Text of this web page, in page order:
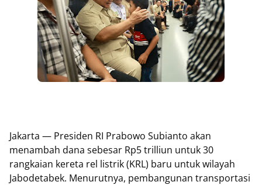
Jakarta — Presiden RI Prabowo Subianto akan
menambah dana sebesar Rp5 trilliun untuk 30
rangkaian kereta rel listrik (KRL) baru untuk wilayah
Jabodetabek. Menurutnya, pembangunan transportasi